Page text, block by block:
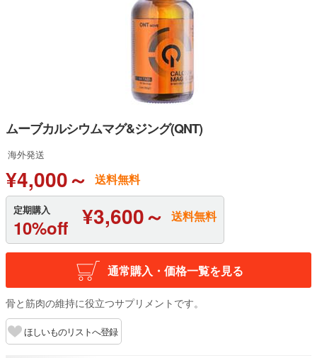
ムーブカルシウムマグ&ジング(QNT)
海外発送
¥4,000～ 送料無料
定期購入
10%off ¥3,600～ 送料無料
通常購入・価格一覧を見る
骨と筋肉の維持に役立つサプリメントです。
ほしいものリストへ登録